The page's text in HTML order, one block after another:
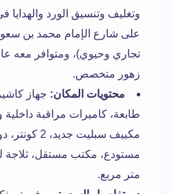
وتغليف وتنسيق الورد
على شارع الإمام محمد بن
تجاري وحيوي)، ومتوافر معه
زهور متخصص.
محتويات المكان: جهاز
مكييف سبليت
متر مربع.